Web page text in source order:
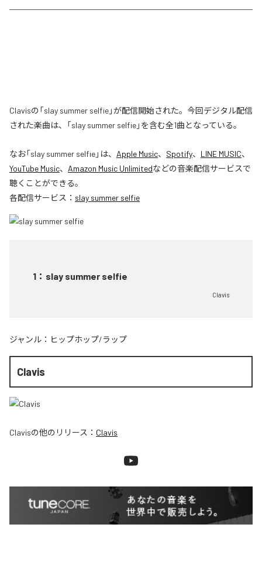
Clavisの「slay summer selfie」が配信開始された。今回デジタル配信
された楽曲は、「slay summer selfie」を含む全1曲となっている。
なお「slay summer selfie」は、 Apple Music、 Spotify、 LINE MUSIC、
YouTube Music、 Amazon Music Unlimitedなどの音楽配信サービスで
聴くことができる。
各配信サービス： slay summer selfie
1 ： slay summer selfie
Clavis
ジャンル： ヒップホップ/ラップ
Clavis
Clavisの他のリリース： Clavis